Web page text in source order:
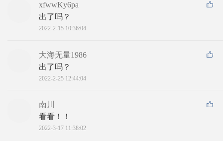
xfwwKy6pa
出了吗？
2022-2-15 10:36:04
大海无量1986
出了吗？
2022-2-25 12:44:04
南川
看看！！
2022-3-17 11:38:02